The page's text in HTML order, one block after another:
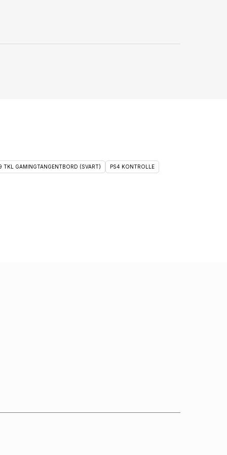
TKL GAMINGTANGENTBORD (SVART) PS4 KONTROLLE